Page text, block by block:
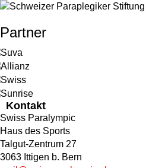
Partner
Kontakt
Swiss Paralympic
Haus des Sports
Talgut-Zentrum 27
3063 Ittigen b. Bern